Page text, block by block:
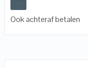
Ook achteraf betalen